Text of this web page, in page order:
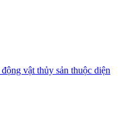
vật thủy sản thuộc diện